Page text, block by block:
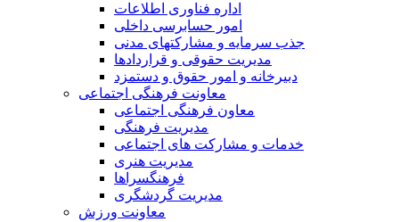
اداره فناوری اطلاعات
امور حسابرسی داخلی
جذب سرمایه و مشارکتهای مدنی
مدیریت حقوقی و قراردادها
دبیرخانه و امور حقوق و دستمزد
معاونت فرهنگی اجتماعی
معاون فرهنگی اجتماعی
مدیریت فرهنگی
خدمات و مشارکت های اجتماعی
مدیریت هنری
فرهنگسراها
مدیریت گردشگری
معاونت ورزش